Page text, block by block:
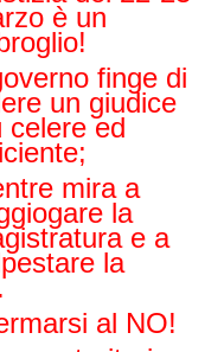
è un
finge di
un giudice
celere ed
mira a
la
e a
la
al NO!